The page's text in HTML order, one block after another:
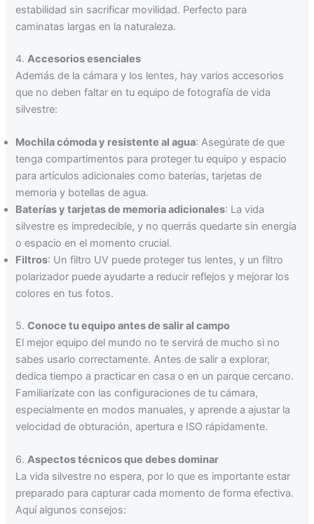
estabilidad sin sacrificar movilidad. Perfecto para
caminatas largas en la naturaleza.
4.Accesorios esenciales
Además de la cámara y los lentes, hay varios accesorios
que no deben faltar en tu equipo de fotografía de vida
silvestre:
Mochila cómoda y resistente al agua: Asegúrate de que
tenga compartimentos para proteger tu equipo y espacio
para artículos adicionales como baterías, tarjetas de
memoria y botellas de agua.
Baterías y tarjetas de memoria adicionales: La vida
silvestre es impredecible, y no querrás quedarte sin energía
o espacio en el momento crucial.
Filtros: Un filtro UV puede proteger tus lentes, y un filtro
polarizador puede ayudarte a reducir reflejos y mejorar los
colores en tus fotos.
5.Conoce tu equipo antes de salir al campo
El mejor equipo del mundo no te servirá de mucho si no
sabes usarlo correctamente. Antes de salir a explorar,
dedica tiempo a practicar en casa o en un parque cercano.
Familiarízate con las configuraciones de tu cámara,
especialmente en modos manuales, y aprende a ajustar la
velocidad de obturación, apertura e ISO rápidamente.
6.Aspectos técnicos que debes dominar
La vida silvestre no espera, por lo que es importante estar
preparado para capturar cada momento de forma efectiva.
Aquí algunos consejos: